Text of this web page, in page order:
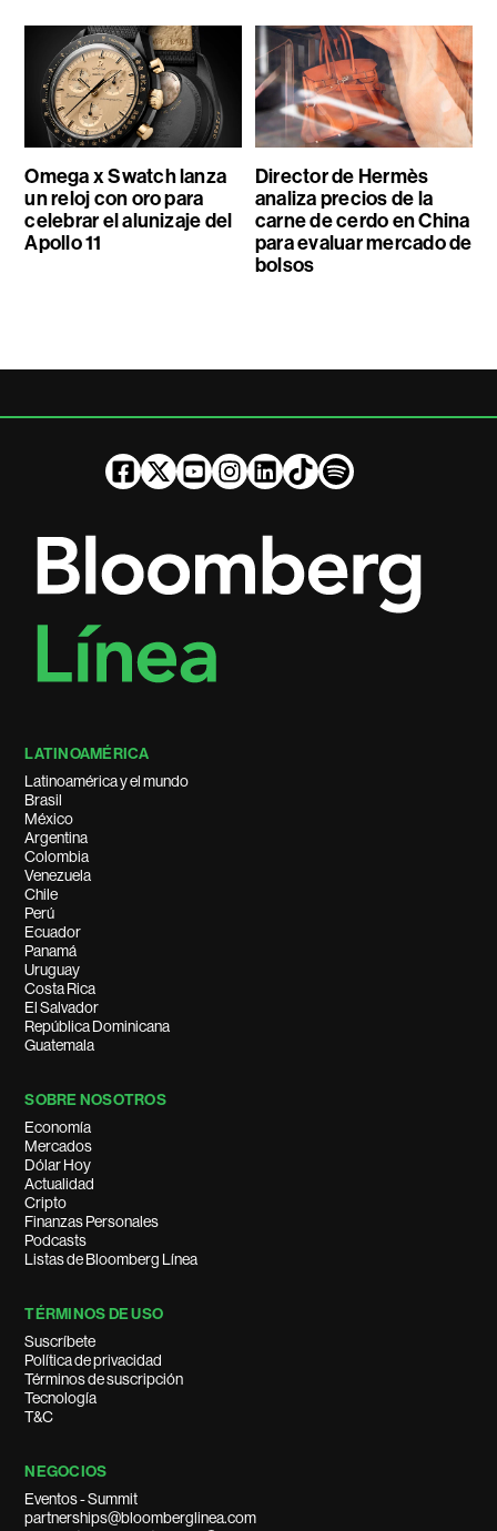
Omega x Swatch lanza
un reloj con oro para
celebrar el alunizaje del
Apollo 11
Director de Hermès
analiza precios de la
carne de cerdo en China
para evaluar mercado de
bolsos
LATINOAMÉRICA
Latinoamérica y el mundo
Brasil
México
Argentina
Colombia
Venezuela
Chile
Perú
Ecuador
Panamá
Uruguay
Costa Rica
El Salvador
República Dominicana
Guatemala
SOBRE NOSOTROS
Economía
Mercados
Dólar Hoy
Actualidad
Cripto
Finanzas Personales
Podcasts
Listas de Bloomberg Línea
TÉRMINOS DE USO
Suscríbete
Política de privacidad
Términos de suscripción
Tecnología
T&C
NEGOCIOS
Eventos - Summit
partnerships@bloomberglinea.com